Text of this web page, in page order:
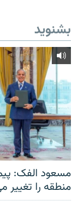
بشنوید
مسعود الفک:
منطقه را تغییر